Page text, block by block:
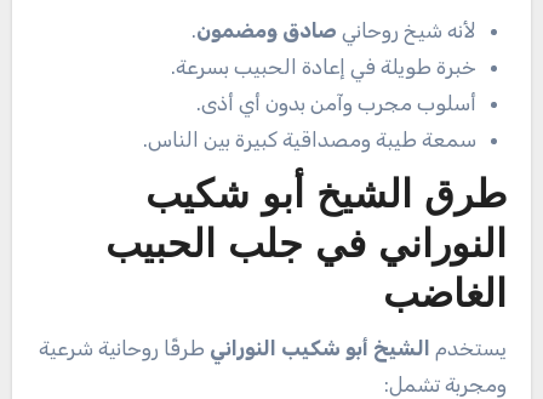
لأنه شيخ روحاني صادق ومضمون.
خبرة طويلة في إعادة الحبيب بسرعة.
أسلوب مجرب وآمن بدون أي أذى.
سمعة طيبة ومصداقية كبيرة بين الناس.
طرق الشيخ أبو شكيب
النوراني في جلب الحبيب
الغاضب
يستخدم الشيخ أبو شكيب النوراني طرقًا روحانية شرعية
ومجربة تشمل: